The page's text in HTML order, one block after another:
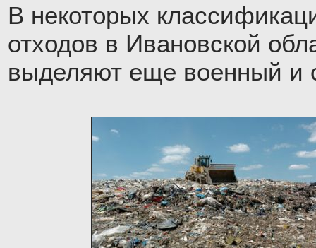
В некоторых
отходов в Ивановской
выделяют еще военный и